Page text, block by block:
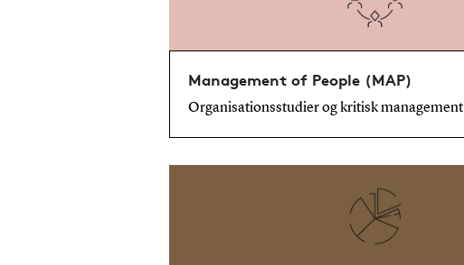
Management of People (MAP)
Organisationsstudier og kritisk management